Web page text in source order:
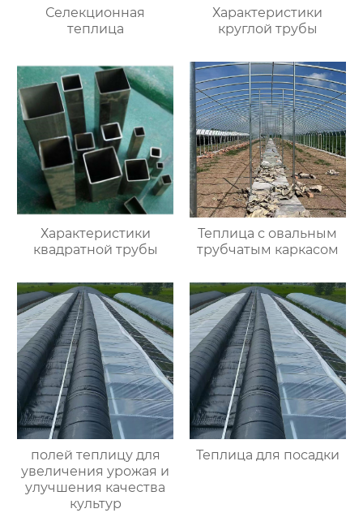
Селекционная
теплица
Характеристики
круглой трубы
Характеристики
квадратной трубы
Теплица с овальным
трубчатым каркасом
полей теплицу для
увеличения урожая и
улучшения качества
культур
Теплица для посадки